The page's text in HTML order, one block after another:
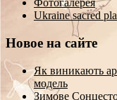
Фотогалерея
Ukraine sacred
Новое на сайте
Як виникають
модель
Зимове